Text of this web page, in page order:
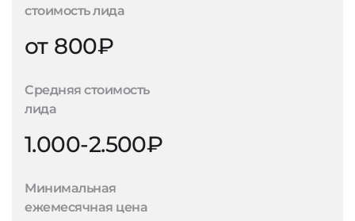
стоимость лида
от 800₽
Средняя стоимость
лида
1.000-2.500₽
Минимальная
ежемесячная цена